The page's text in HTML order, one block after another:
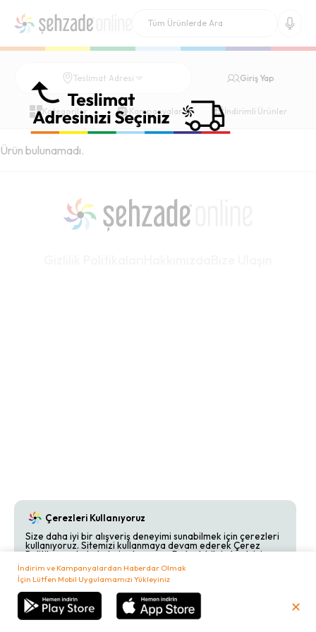
İndirim ve Kampanyalardan Haberdar Olmak
İçin Lütfen Mobil Uygulamamızı Yükleyiniz
✕
Sepetim 0,00
Teslimat Adresi Giriş Yap
Kategoriler Kampanyalar İndirimli Ürünler
Ürün bulunamadı.
Çerezleri Kullanıyoruz
Size daha iyi bir alışveriş deneyimi sunabilmek için çerezleri
kullanıyoruz. Sitemizi kullanmaya devam ederek Çerez
Politikamızı kabul etmiş olursunuz. Detaylı bilgi almak için
Çerez Politikamızı
inceleyebilirsiniz.
Kabul Et